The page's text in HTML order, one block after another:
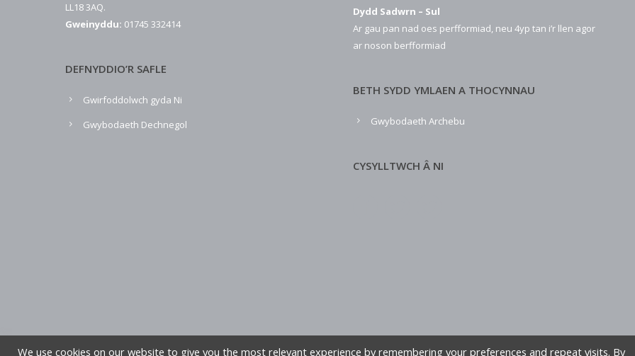
LL18 3AQ.
Gweinyddu: 01745 332414
DEFNYDDIO’R SAFLE
Gwirfoddolwch gyda Ni
Gwybodaeth Dechnegol
Dydd Sadwrn – Sul
Ar gau pan nad oes perfformiad, neu 4yp tan i’r llen agor
ar noson berfformiad
BETH SYDD YMLAEN A THOCYNNAU
Gwybodaeth Archebu
CYSYLLTWCH Â NI
We use cookies on our website to give you the most relevant experience by remembering your preferences and repeat visits. By